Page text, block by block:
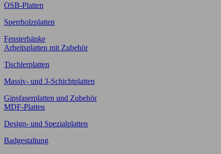
OSB-Platten
Sperrholzplatten
Fensterbänke
Arbeitsplatten mit Zubehör
Tischlerplatten
Massiv- und 3-Schichtplatten
Gipsfaserplatten und Zubehör
MDF-Platten
Design- und Spezialplatten
Badgestaltung